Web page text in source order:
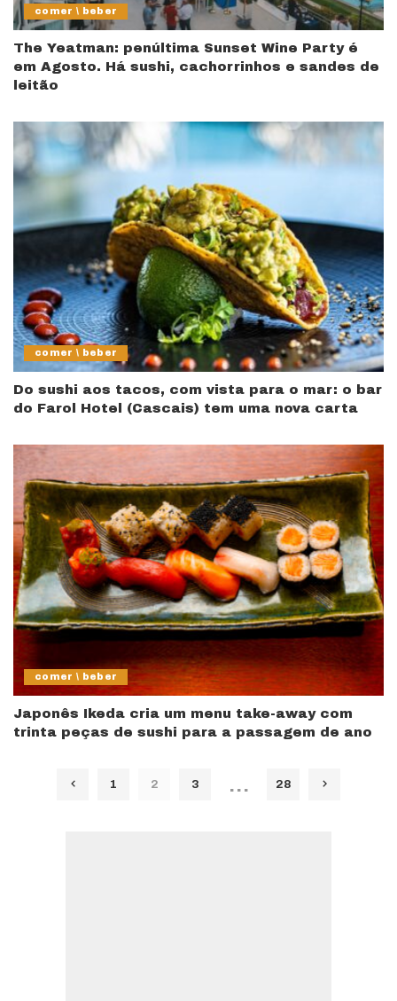
comer \ beber
The Yeatman: penúltima Sunset Wine Party é
em Agosto. Há sushi, cachorrinhos e sandes de
leitão
comer \ beber
Do sushi aos tacos, com vista para o mar: o bar
do Farol Hotel (Cascais) tem uma nova carta
comer \ beber
Japonês Ikeda cria um menu take-away com
trinta peças de sushi para a passagem de ano
1 2 3 … 28